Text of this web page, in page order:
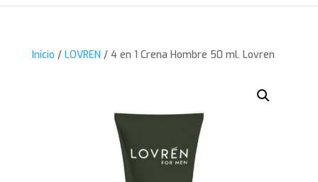
Inicio / LOVREN / 4 en 1 Crena Hombre 50 ml. Lovren